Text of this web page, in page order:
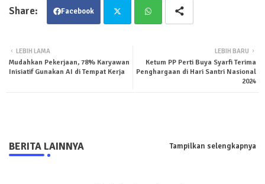
Facebook
ter tsa
LEBIH BARU
Ketum PP Perti Buya Syarfi Terima
Penghargaan di Hari Santri Nasional
2024
LEBIH LAMA
Mudahkan Pekerjaan, 78% Karyawan
Inisiatif Gunakan AI di Tempat Kerja
BERITA LAINNYA Tampilkan selengkapnya